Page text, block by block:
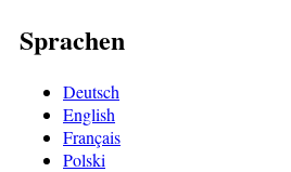
Sprachen
Deutsch
English
Français
Polski